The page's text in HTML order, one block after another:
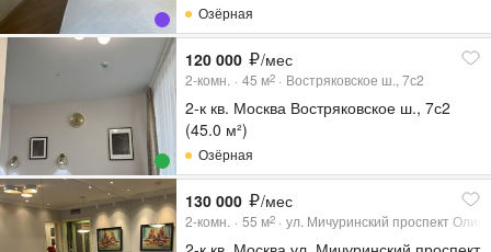
Озёрная
120 000 /мес
2-комн. 45 м2 Востряковское ш., 7с2
2-к кв. Москва Востряковское ш., 7с2
(45.0 м²)
Озёрная
130 000 /мес
2-комн. 55 м2 ул. Мичуринский проспект